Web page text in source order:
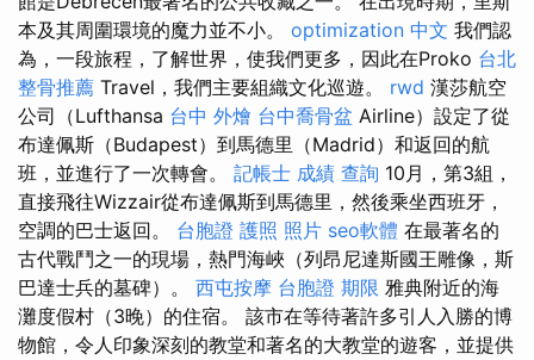
本及其周圍環境的魔力並不小。 optimization 中文 我們認
為，一段旅程，了解世界，使我們更多，因此在Proko 台北
整骨推薦 Travel，我們主要組織文化巡遊。 rwd 漢莎航空
公司（Lufthansa 台中 外燴 台中喬骨盆 Airline）設定了從
布達佩斯（Budapest）到馬德里（Madrid）和返回的航
班，並進行了一次轉會。 記帳士 成績 查詢 10月，第3組，
直接飛往Wizzair從布達佩斯到馬德里，然後乘坐西班牙，
空調的巴士返回。 台胞證 護照 照片 seo軟體 在最著名的
古代戰鬥之一的現場，熱門海峽（列昂尼達斯國王雕像，斯
巴達士兵的墓碑）。 西屯按摩 台胞證 期限 雅典附近的海
灘度假村（3晚）的住宿。 該市在等待著許多引人入勝的博
物館，令人印象深刻的教堂和著名的大教堂的遊客，並提供